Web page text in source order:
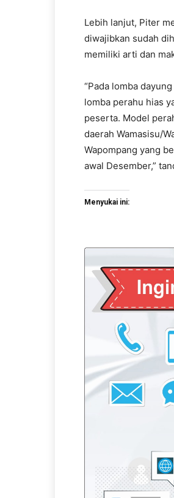
Lebih lanjut, Piter
diwajibkan sudah
memiliki arti dan
“Pada lomba
lomba perahu hias
peserta. Model
daerah Wamasisu/
Wapompang yang
awal Desember,”
Menyukai ini: